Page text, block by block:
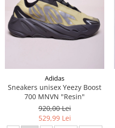
Adidas
Sneakers unisex Yeezy Boost
700 MNVN "Resin"
920,00 Lei
529,99 Lei